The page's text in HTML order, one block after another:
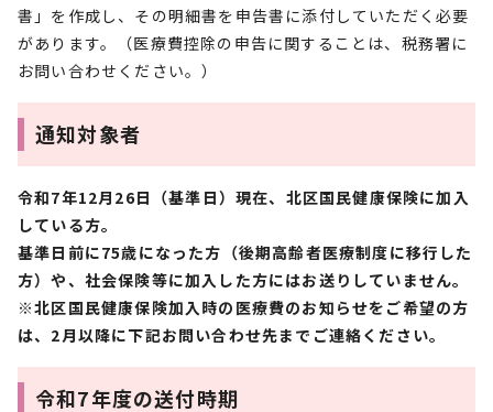
書」を作成し、その明細書を申告書に添付していただく必要
があります。（医療費控除の申告に関することは、税務署に
お問い合わせください。）
通知対象者
令和7年12月26日（基準日）現在、北区国民健康保険に加入
している方。
基準日前に75歳になった方（後期高齢者医療制度に移行した
方）や、社会保険等に加入した方にはお送りしていません。
※北区国民健康保険加入時の医療費のお知らせをご希望の方
は、2月以降に下記お問い合わせ先までご連絡ください。
令和7年度の送付時期